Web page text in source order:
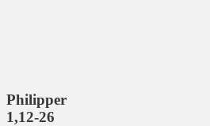
Philipper
1,12-26